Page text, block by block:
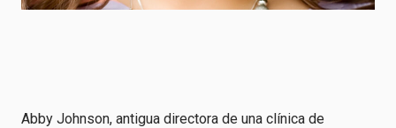
Abby Johnson, antigua directora de una clínica de